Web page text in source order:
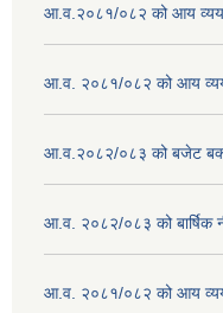
आ.व.२०८१/०८२ को आय
आ.व. २०८१/०८२ को आय
आ.व.२०८२/०८३ को बजेट
आ.व. २०८२/०८३ को बार्षिक
आ.व. २०८१/०८२ को आय